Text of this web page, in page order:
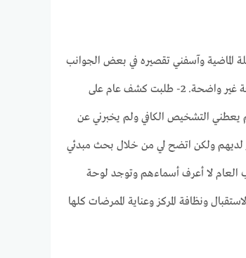
الماضية وآسفني تقصيره في بعض الجوانب
وملخص زيارتي الأخيرة/ 1- أخصائي قياس البصر عمله احترافي وأتعب نفسه بصراحة للتأكد من القياس ومشكلته الوحيدة أن أرقام القياس التي كتبها في الورقة غير واضحة. 2- طلبت كشف عام على
يعطني التشخيص الكافي ولم يخبرني عن
ريال على خدمة كهذه. 3- كنت أنوي إجراء عملية تصحيح نظر لديهم ولكن اتضح لي من خلال بحث مبدئي
أو الطبيب العام لا أعرف أسماءهم وتوجد لوحة
أن يعرف اسم الطبيب وأن يراه على باب المكتب ولو في لوحة مؤقتة. 5- خدمة موظفي الاستقبال ونظافة المركز وعناية الممرضات كلها